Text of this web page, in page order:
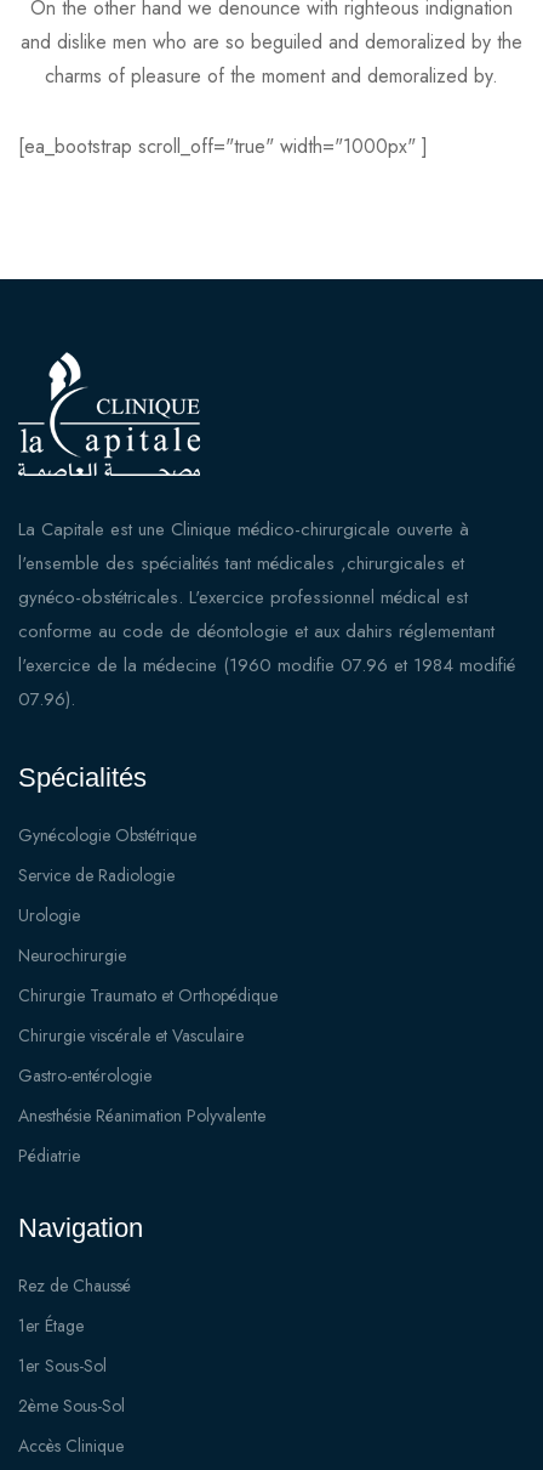
On the other hand we denounce with righteous indignation
and dislike men who are so beguiled and demoralized by the
charms of pleasure of the moment and demoralized by.
[ea_bootstrap scroll_off="true" width="1000px" ]
La Capitale est une Clinique médico-chirurgicale ouverte à
l'ensemble des spécialités tant médicales ,chirurgicales et
gynéco-obstétricales. L'exercice professionnel médical est
conforme au code de déontologie et aux dahirs réglementant
l'exercice de la médecine (1960 modifie 07.96 et 1984 modifié
07.96).
Spécialités
Gynécologie Obstétrique
Service de Radiologie
Urologie
Neurochirurgie
Chirurgie Traumato et Orthopédique
Chirurgie viscérale et Vasculaire
Gastro-entérologie
Anesthésie Réanimation Polyvalente
Pédiatrie
Navigation
Rez de Chaussé
1er Étage
1er Sous-Sol
2ème Sous-Sol
Accès Clinique